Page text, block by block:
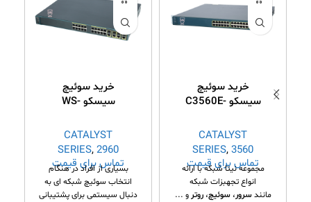
خرید سوئیچ
سیسکو C3560E-
CATALYST
SERIES,3560
Series
تماس برای قیمت
مجموعه نیتا شبکه با ارائه
انواع تجهبزات شبکه
مانندسرور،سوئیچ،روترو ...
خرید سوئیچ
سیسکو WS-
CATALYST
SERIES,2960
Series
تماس برای قیمت
بسیاری از افراد در هنگام
انتخاب سوئیچ شبکه ای به
دنبال سیستمی برای پشتیبانی